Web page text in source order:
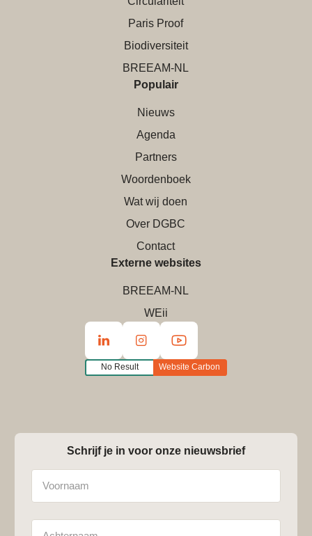
Paris Proof
Biodiversiteit
BREEAM-NL
Populair
Nieuws
Agenda
Partners
Woordenboek
Wat wij doen
Over DGBC
Contact
Externe websites
BREEAM-NL
WEii
No Result Website Carbon
Schrijf je in voor onze nieuwsbrief